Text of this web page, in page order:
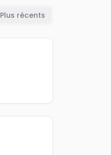
Plus récents